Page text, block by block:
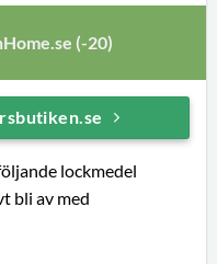
(-20)
lockmedel
bli av med